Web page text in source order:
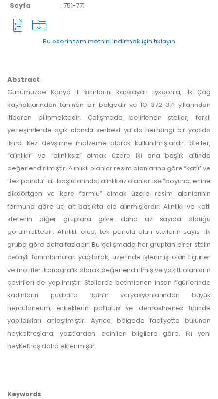
Sayfa
: 751-771
Bu eserin tam metnini indirmek için tıklayın
Abstract
Günümüzde Konya ili sınırlarını kapsayan Lykaonia, İlk Çağ
kaynaklarından tanınan bir bölgedir ve İÖ 372-371 yıllarından
itibaren bilinmektedir. Çalışmada belirlenen steller, farklı
yerleşimlerde açık alanda serbest ya da herhangi bir yapıda
ikinci kez devşirme malzeme olarak kullanılmışlardır. Steller,
“alınlıklı” ve “alınlıksız” olmak üzere iki ana başlık altında
değerlendirilmiştir. Alınlıklı olanlar resim alanlarına göre “katlı” ve
“tek panolu” alt başlıklarında; alınlıksız olanlar ise “boyuna, enine
dikdörtgen ve kare formlu” olmak üzere resim alanlarının
formuna göre üç alt başlıkta ele alınmışlardır. Alınlıklı ve katlı
stellerin diğer gruplara göre daha az sayıda olduğu
görülmektedir. Alınlıklı olup, tek panolu olan stellerin sayısı ilk
gruba göre daha fazladır. Bu çalışmada her gruptan birer stelin
detaylı tanımlamaları yapılarak, üzerinde işlenmiş olan figürler
ve motifler ikonografik olarak değerlendirilmiş ve yazıtlı olanların
çevirileri de yapılmıştır. Stellerde betimlenen insan figürlerinde
kadınların pudicitia tipinin varyasyonlarından büyük
herculaneum; erkeklerin palliatus ve demosthenes tipinde
yapıldıkları anlaşılmıştır. Ayrıca bölgede faaliyette bulunan
heykeltraşlara, yazıtlardan edinilen bilgilere göre, iki yeni
heykeltraş daha eklenmiştir.
Keywords